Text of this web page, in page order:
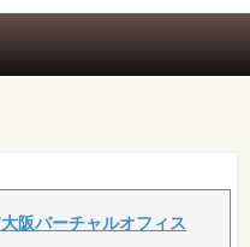
阪バーチャルオフィス